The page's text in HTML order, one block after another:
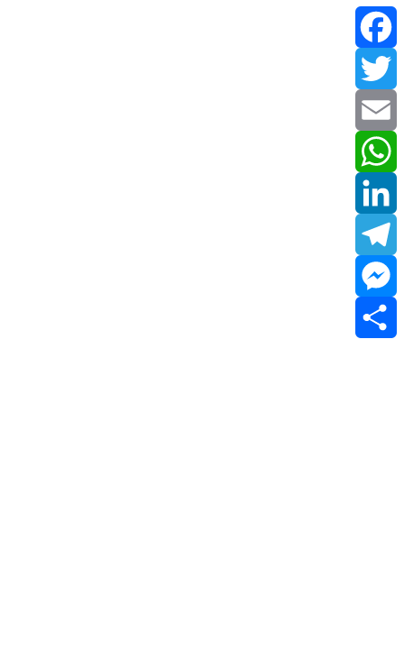
Facebook
Twitter
Email
WhatsApp
LinkedIn
Telegram
Messenger